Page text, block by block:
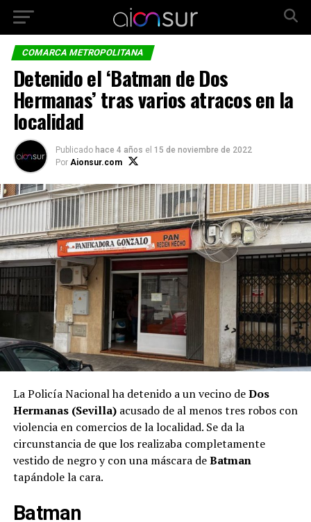
COMARCA METROPOLITANA
Detenido el ‘Batman de Dos
Hermanas’ tras varios atracos en la
localidad
Publicado hace 4 años el 15 de noviembre de 2022
Por Aionsur.com
La Policía Nacional ha detenido a un vecino deDos
Hermanas (Sevilla)acusado de al menos tres robos con
violencia en comercios de la localidad. Se da la
circunstancia de que los realizaba completamente
vestido de negro y con una máscara deBatman
tapándole la cara.
Batman